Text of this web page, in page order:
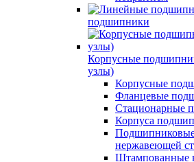
подшипники
Корпусные
узлы)
Корпусные
Фланцевые
Стационарные
Корпуса
Подшипниковые
нержавеющей
Штампованные